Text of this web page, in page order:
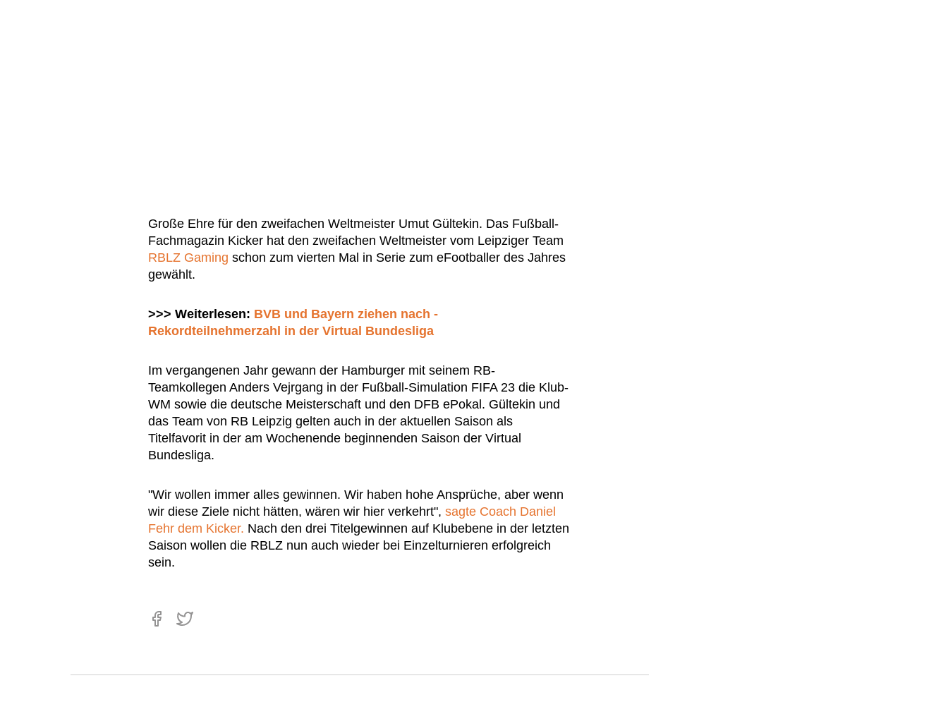
Große Ehre für den zweifachen Weltmeister Umut Gültekin. Das Fußball-
Fachmagazin Kicker hat den zweifachen Weltmeister vom Leipziger Team
RBLZ Gaming schon zum vierten Mal in Serie zum eFootballer des Jahres
gewählt.
>>> Weiterlesen: BVB und Bayern ziehen nach -
Rekordteilnehmerzahl in der Virtual Bundesliga
Im vergangenen Jahr gewann der Hamburger mit seinem RB-
Teamkollegen Anders Vejrgang in der Fußball-Simulation FIFA 23 die Klub-
WM sowie die deutsche Meisterschaft und den DFB ePokal. Gültekin und
das Team von RB Leipzig gelten auch in der aktuellen Saison als
Titelfavorit in der am Wochenende beginnenden Saison der Virtual
Bundesliga.
"Wir wollen immer alles gewinnen. Wir haben hohe Ansprüche, aber wenn
wir diese Ziele nicht hätten, wären wir hier verkehrt", sagte Coach Daniel
Fehr dem Kicker. Nach den drei Titelgewinnen auf Klubebene in der letzten
Saison wollen die RBLZ nun auch wieder bei Einzelturnieren erfolgreich
sein.